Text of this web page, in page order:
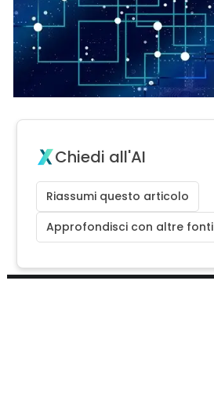
Chiedi all'AI
Riassumi questo articolo
Approfondisci con altre fonti